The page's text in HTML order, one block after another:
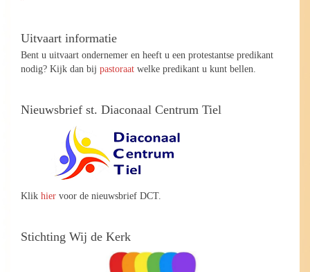
Uitvaart informatie
Bent u uitvaart ondernemer en heeft u een protestantse predikant
nodig? Kijk dan bij pastoraat welke predikant u kunt bellen.
Nieuwsbrief st. Diaconaal Centrum Tiel
Klik hier voor de nieuwsbrief DCT.
Stichting Wij de Kerk